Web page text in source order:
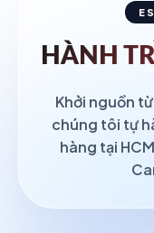
HÀNH
Khởi nguồn
chúng tôi tự
hàng tại